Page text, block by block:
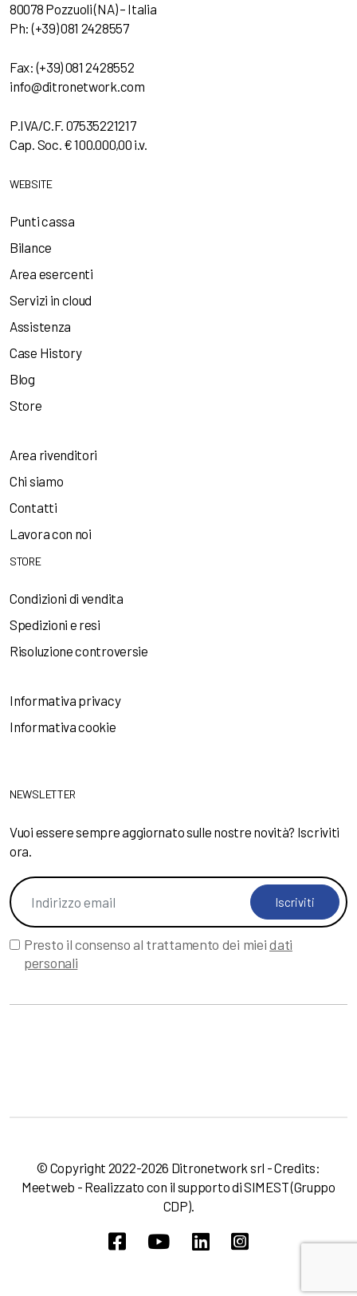
80078 Pozzuoli (NA) – Italia
Ph: (+39) 081 2428557
Fax: (+39) 081 2428552
info@ditronetwork.com
P.IVA/C.F. 07535221217
Cap. Soc. € 100.000,00 i.v.
WEBSITE
Punti cassa
Bilance
Area esercenti
Servizi in cloud
Assistenza
Case History
Blog
Store
Area rivenditori
Chi siamo
Contatti
Lavora con noi
STORE
Condizioni di vendita
Spedizioni e resi
Risoluzione controversie
Informativa privacy
Informativa cookie
NEWSLETTER
Vuoi essere sempre aggiornato sulle nostre novità? Iscriviti
ora.
Iscriviti
Presto il consenso al trattamento dei mieidati
personali
© Copyright 2022-2026 Ditronetwork srl - Credits:
Meetweb - Realizzato con il supporto diSIMEST(Gruppo
CDP).